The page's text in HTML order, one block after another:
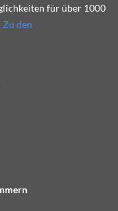
für über 1000
Zu den